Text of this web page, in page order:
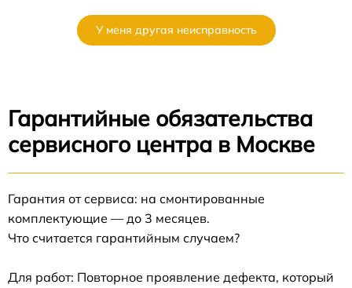
У меня другая неисправность
Гарантийные обязательства
сервисного центра в Москве
Гарантия от сервиса: на смонтированные
комплектующие — до 3 месяцев.
Что считается гарантийным случаем?
Для работ: Повторное проявление дефекта, который